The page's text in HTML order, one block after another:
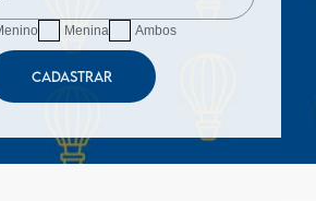
Menina Ambos
CADASTRAR